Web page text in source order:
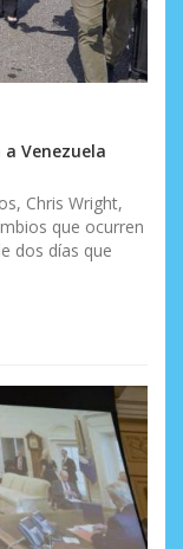
Venezuela
Chris Wright,
que ocurren
dos días que